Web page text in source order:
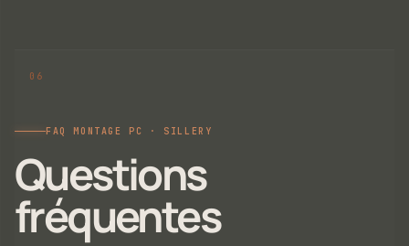
FAQ MONTAGE PC · SILLERY
Questions
fréquentes